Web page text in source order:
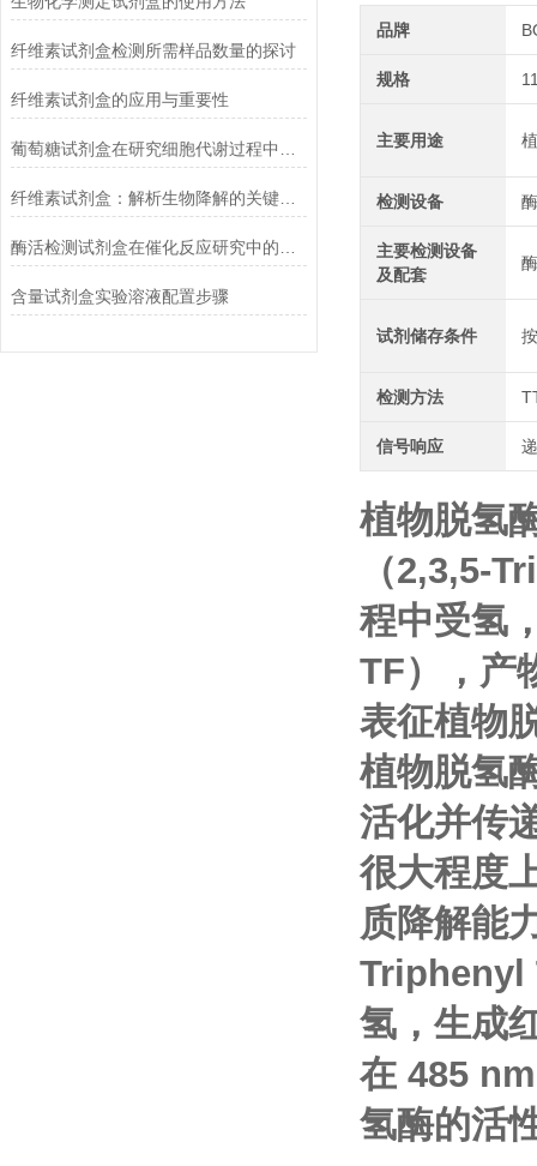
纤维素试剂盒检测所需样品数量的探讨
纤维素试剂盒的应用与重要性
纤维素试剂盒：解析生物降解的关键利器
含量试剂盒实验溶液配置步骤
品牌
规格
主要用途
检测设备
主要检测设备
及配套
试剂储存条件
检测方法
信号响应
植物脱氢
（2,3,5-
程中受氢
TF），产
表征植物
植物脱氢
活化并传
很大程度
质降解能
Triphenyl
氢，生成
在 485
氢酶的活